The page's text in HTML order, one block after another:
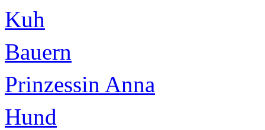
Kuh
Bauern
Prinzessin Anna
Hund